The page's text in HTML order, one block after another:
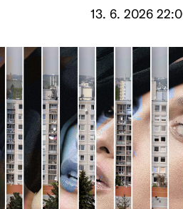
Pro děti
edu
Vše o ČT
13. 6. 2026